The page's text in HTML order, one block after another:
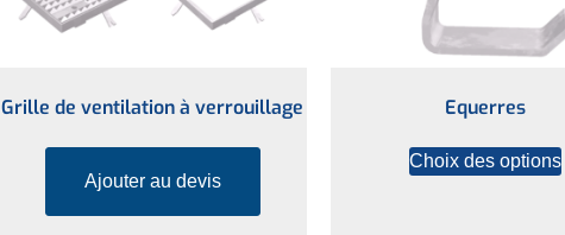
Grille de ventilation à verrouillage
Ajouter au devis
Equerres
Choix des options